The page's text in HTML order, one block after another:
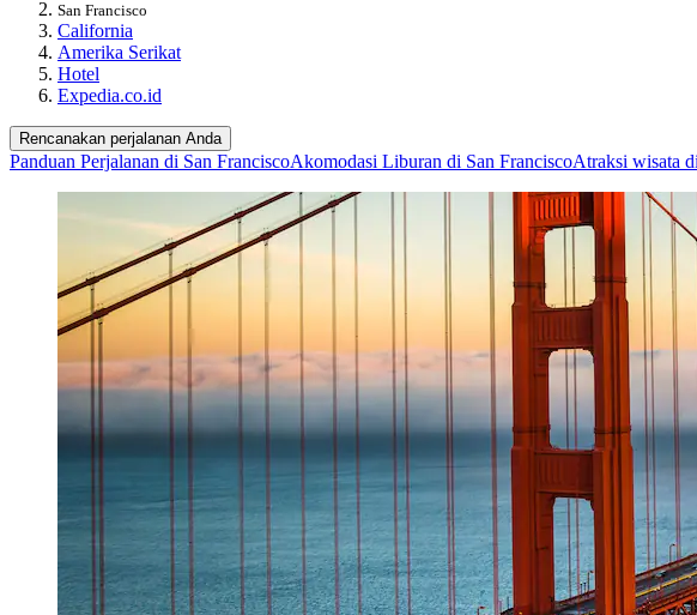
San Francisco
California
Amerika Serikat
Hotel
Expedia.co.id
Rencanakan perjalanan Anda
Panduan Perjalanan di San FranciscoAkomodasi Liburan di San FranciscoAtraksi wisata